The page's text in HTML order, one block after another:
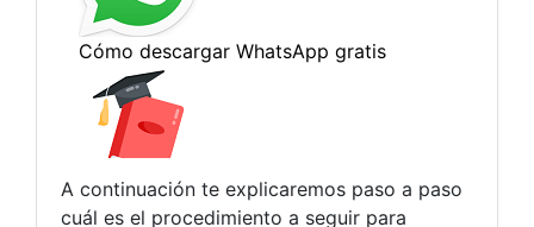
A continuación te explicaremos paso a paso
cuál es el procedimiento a seguir para